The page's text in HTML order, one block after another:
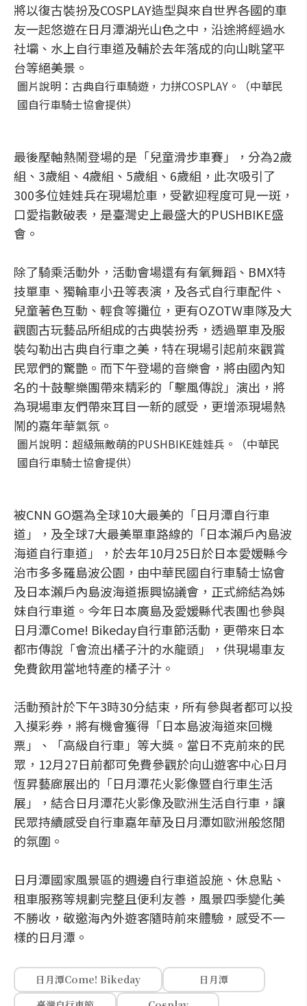
將以復古裝扮及COSPLAY造型與來自世界各國的車
友一起悠遊在日月潭湖光山色之中，沿途將經過水
社壩、水上自行車道及輔於去年落成的向山眺望平
台等絕美景。
圖片說明：古典自行車騎遊，力拼COSPLAY。（中華民
國自行車騎士協會提供）
最後壓軸熱鬧登場的是「兒童滑步車賽」，分為2歲
組、3歲組、4歲組、5歲組、6歲組，此次吸引了
300多位娃娃兵在現場尬車，受歡迎程度可見一斑，
口愛指數破表，是臺灣史上最盛大的PUSHBIKE盛
會。
除了騎乘活動外，活動會場還有有氧舞蹈、BMX特
技單車、獨輪車小丑等表演，及各式自行車配件、
兒童著色互動、輕食等攤位，更有OZOTW車隊及大
觀園古玩藝品所組成的古典裝扮秀，透過單車及服
裝勾勒出古典自行車之美，特在現場引起前來觀賞
民眾們的驚艷。而下午登場的音樂會，將由國內知
名的十鼓擊樂團帶來精彩的「擊風傳說」演出，將
為現場車友們帶來耳目一新的感受，更增添現場熱
鬧的嘉年華氣氛。
圖片說明：超級無敵萌的PUSHBIKE娃娃兵。（中華民
國自行車騎士協會提供）
被CNN GO選為全球10大最美的「日月潭自行車
道」，及全球7大最美單車路線的「日本瀨戶內島波
海道自行車道」，於去年10月25日於日本愛媛縣今
治市多多羅島波公園，由中華民國自行車騎士協會
及日本瀨戶內島波海道振興協議會，正式締結為姊
妹自行車道。今年日本廣島及愛媛縣代表團也參與
日月潭Come! Bikeday自行車節活動，更帶來日本
都市傳說「會流出橘子汁的水龍頭」，供現場車友
免費飲用當地特產的橘子汁。
活動預計於下午3時30分結束，所有參與者都可以投
入摸彩券，將有機會獲得「日本島波海道來回機
票」、「高級自行車」等大獎。當日不克前來的民
眾，12月27日前都可免費參觀於向山遊客中心日月
恆昇藝廊展出的「日月潭花火影像暨自行車生活
展」，結合日月潭花火影像及歐洲生活自行車，讓
民眾持續感受自行車嘉年華及日月潭如歐洲般悠閒
的氛圍。
日月潭國家風景區的週邊自行車道設施、休息點、
租車服務等規劃完整且便利友善，風景四季變化美
不勝收，敬邀海內外遊客隨時前來體驗，感受不一
樣的日月潭。
日月潭Come! Bikeday
日月潭